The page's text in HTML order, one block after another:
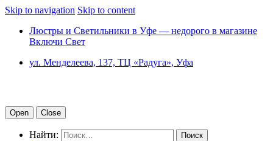
Skip to navigation Skip to content
Люстры и Светильники в Уфе — недорого в магазине
Включи Свет
ул. Менделеева, 137, ТЦ «Радуга», Уфа
Open Close
Найти: